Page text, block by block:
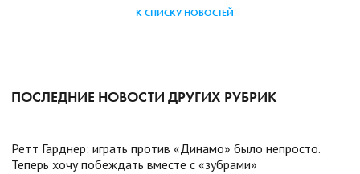
К СПИСКУ НОВОСТЕЙ
ПОСЛЕДНИЕ НОВОСТИ ДРУГИХ РУБРИК
Ретт Гарднер: играть против «Динамо» было непросто.
Теперь хочу побеждать вместе с «зубрами»